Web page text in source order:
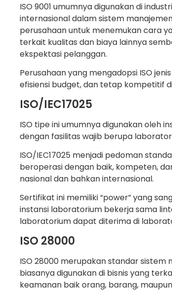
ISO 9001 umumnya digunakan di
internasional dalam sistem
perusahaan untuk menemukan cara
terkait kualitas dan biaya lainnya
ekspektasi pelanggan.
Perusahaan yang mengadopsi ISO
efisiensi budget, dan tetap kompetitif
ISO/IEC17025
ISO tipe ini umumnya digunakan oleh
dengan fasilitas wajib berupa
ISO/IEC17025 menjadi pedoman
beroperasi dengan baik, kompeten,
nasional dan bahkan internasional.
Sertifikat ini memiliki “power” yang
instansi laboratorium bekerja sama
laboratorium dapat diterima di
ISO 28000
ISO 28000 merupakan standar sistem
biasanya digunakan di bisnis yang
keamanan baik orang, barang,